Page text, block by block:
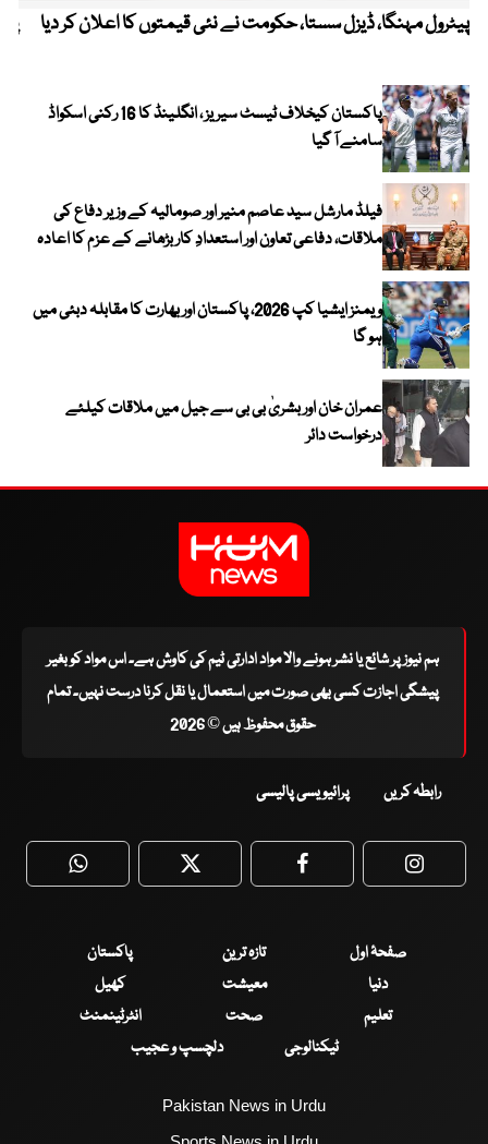
پیٹرول مہنگا، ڈیزل سستا، حکومت نے نئی قیمتوں کا اعلان کر دیا
پاکستان کیخلاف ٹیسٹ سیریز ، انگلینڈ کا 16 رکنی اسکواڈ
سامنے آ گیا
فیلڈ مارشل سید عاصم منیر اور صومالیہ کے وزیر دفاع کی
ملاقات، دفاعی تعاون اور استعدادِ کار بڑھانے کے عزم کا اعادہ
ویمنز ایشیا کپ 2026، پاکستان اور بھارت کا مقابلہ دبئی میں
ہو گا
عمران خان اور بشریٰ بی بی سے جیل میں ملاقات کیلئے
درخواست دائر
ہم نیوز پر شائع یا نشر ہونے والا مواد ادارتی ٹیم کی کاوش ہے۔ اس مواد کو بغیر
پیشگی اجازت کسی بھی صورت میں استعمال یا نقل کرنا درست نہیں۔ تمام
حقوق محفوظ ہیں © 2026
رابطہ کریں پرائیویسی پالیسی
WhatsApp Twitter Facebook
صفحۂ اول تازہ ترین
پاکستان
دنیا
معیشت
کھیل
تعلیم
صحت
انٹرٹینمنٹ
ٹیکنالوجی
دلچسپ و عجیب
Pakistan News in Urdu